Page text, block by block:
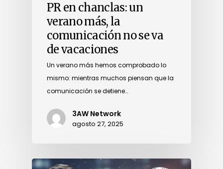
PR en chanclas: un
verano más, la
comunicación no se va
de vacaciones
Un verano más hemos comprobado lo
mismo: mientras muchos piensan que la
comunicación se detiene…
3AW Network
agosto 27, 2025